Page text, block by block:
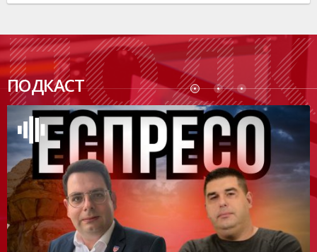
ПОДКАСТ
ПОДК
АСТ